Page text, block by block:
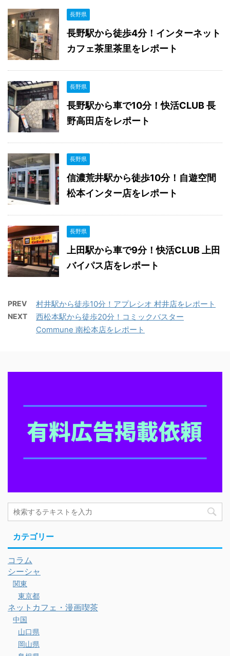
長野県
長野駅から徒歩4分！インターネット
カフェ茶里茶里をレポート
長野県
長野駅から車で10分！快活CLUB 長
野高田店をレポート
長野県
信濃荒井駅から徒歩10分！自遊空間
松本インター店をレポート
長野県
上田駅から車で9分！快活CLUB 上田
バイパス店をレポート
PREV 村井駅から徒歩10分！アプレシオ 村井店をレポート
NEXT
西松本駅から徒歩20分！コミックバスター
Commune 南松本店をレポート
カテゴリー
コラム
シーシャ
関東
東京都
ネットカフェ・漫画喫茶
中国
山口県
岡山県